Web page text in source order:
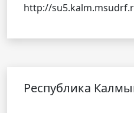
http://
Республика